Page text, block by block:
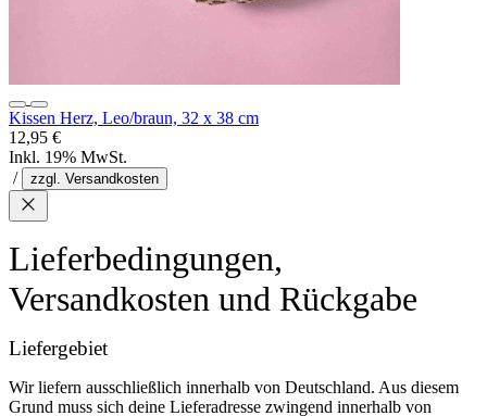
Kissen Herz, Leo/braun, 32 x 38 cm
12,95 €
Inkl. 19% MwSt.
/
zzgl. Versandkosten
Lieferbedingungen,
Versandkosten und Rückgabe
Liefergebiet
Wir liefern ausschließlich innerhalb von Deutschland. Aus diesem
Grund muss sich deine Lieferadresse zwingend innerhalb von